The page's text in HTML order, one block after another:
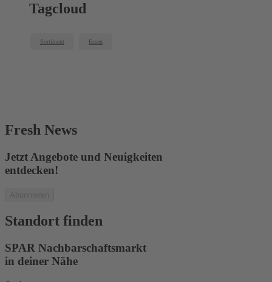
Tagcloud
Sortiment Essen
Fresh News
Jetzt Angebote und Neuigkeiten
entdecken!
Standort finden
SPAR Nachbarschaftsmarkt
in deiner Nähe